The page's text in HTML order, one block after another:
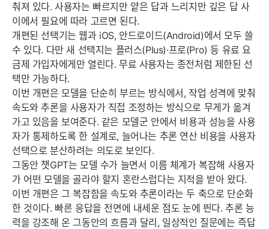
춰져 있다. 사용자는 빠르지만 얕은 답과 느리지만 깊은 답 사
이에서 필요에 따라 고르면 된다.
개편된 선택기는 웹과 iOS, 안드로이드(Android)에서 모두 쓸
수 있다. 다만 새 선택지는 플러스(Plus)·프로(Pro) 등 유료 요
금제 가입자에게만 열린다. 무료 사용자는 종전처럼 제한된 선
택만 가능하다.
이번 개편은 모델을 단순히 부르는 방식에서, 작업 성격에 맞춰
속도와 추론을 사용자가 직접 조정하는 방식으로 무게가 옮겨
가고 있음을 보여준다. 같은 모델군 안에서 비용과 성능을 사용
자가 통제하도록 한 설계로, 늘어나는 추론 연산 비용을 사용자
선택으로 분산하려는 의도로 보인다.
그동안 챗GPT는 모델 수가 늘면서 이름 체계가 복잡해 사용자
가 어떤 모델을 골라야 할지 혼란스럽다는 지적을 받아 왔다.
이번 개편은 그 복잡함을 속도와 추론이라는 두 축으로 단순화
한 것이다. 빠른 응답을 전면에 내세운 점도 눈에 띈다. 추론 능
력을 강조해 온 그동안의 흐름과 달리, 일상적인 질문에는 즉답